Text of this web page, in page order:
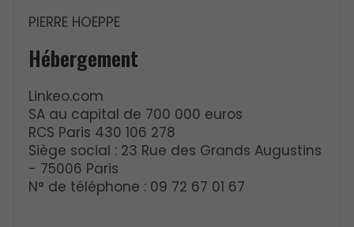
PIERRE HOEPPE
Hébergement
Linkeo.com
SA au capital de 700 000 euros
RCS Paris 430 106 278
Siège social : 23 Rue des Grands Augustins
- 75006 Paris
N° de téléphone : 09 72 67 01 67